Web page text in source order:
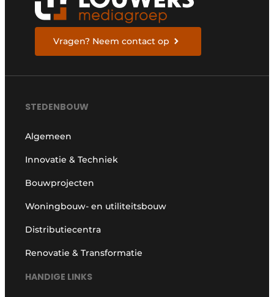
Vragen? Neem contact op
STEDENBOUW
Algemeen
Innovatie & Techniek
Bouwprojecten
Woningbouw- en utiliteitsbouw
Distributiecentra
Renovatie & Transformatie
HANDIGE LINKS